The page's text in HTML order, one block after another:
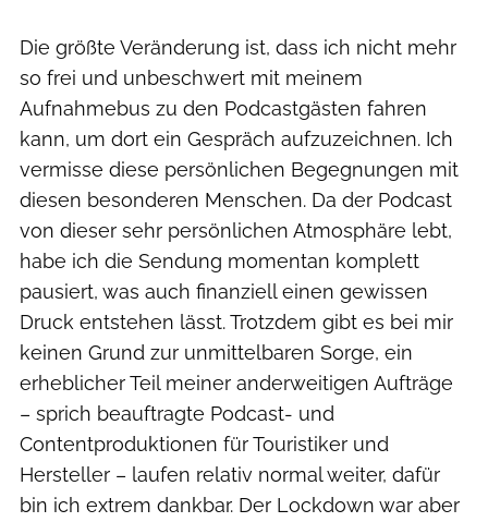
Die größte Veränderung ist, dass ich nicht mehr
so frei und unbeschwert mit meinem
Aufnahmebus zu den Podcastgästen fahren
kann, um dort ein Gespräch aufzuzeichnen. Ich
vermisse diese persönlichen Begegnungen mit
diesen besonderen Menschen. Da der Podcast
von dieser sehr persönlichen Atmosphäre lebt,
habe ich die Sendung momentan komplett
pausiert, was auch finanziell einen gewissen
Druck entstehen lässt. Trotzdem gibt es bei mir
keinen Grund zur unmittelbaren Sorge, ein
erheblicher Teil meiner anderweitigen Aufträge
– sprich beauftragte Podcast- und
Contentproduktionen für Touristiker und
Hersteller – laufen relativ normal weiter, dafür
bin ich extrem dankbar. Der Lockdown war aber